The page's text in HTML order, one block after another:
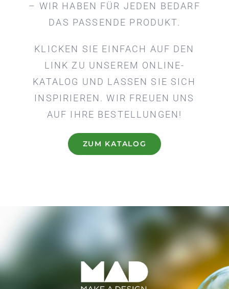
– WIR HABEN FÜR JEDEN BEDARF
DAS PASSENDE PRODUKT.
KLICKEN SIE EINFACH AUF DEN
LINK ZU UNSEREM ONLINE-
KATALOG UND LASSEN SIE SICH
INSPIRIEREN. WIR FREUEN UNS
AUF IHRE BESTELLUNGEN!
ZUM KATALOG